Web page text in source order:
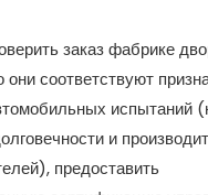
заказ фабрике
они соответствуют
испытаний
и
предоставить